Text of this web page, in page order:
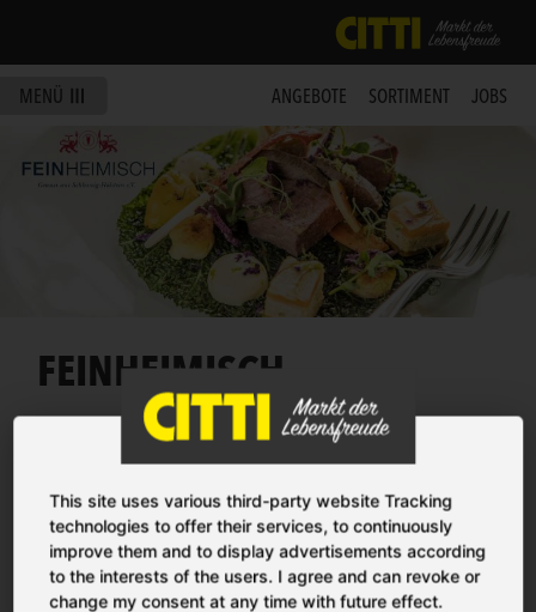
ANGEBOTE SORTIMENT JOBS
FEINHEIMISCH
MENÜ
This site uses various third-party website Tracking
technologies to offer their services, to continuously
improve them and to display advertisements according
to the interests of the users. I agree and can revoke or
change my consent at any time with future effect.